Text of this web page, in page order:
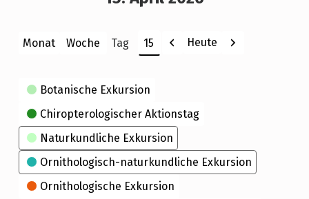
Monat Woche Tag
Monat
Tag
Jahr
Zurück
Heute Weiter
Kategorien
Botanische Exkursion
Chiropterologischer Aktionstag
Naturkundliche Exkursion
Ornithologisch-naturkundliche Exkursion
Ornithologische Exkursion